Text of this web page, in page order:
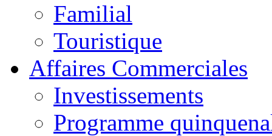
Familial
Touristique
Affaires Commerciales
Investissements
Programme